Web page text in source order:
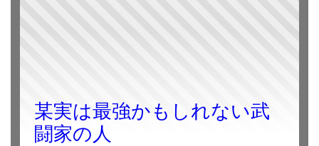
某実は最強かもしれない武
闘家の人